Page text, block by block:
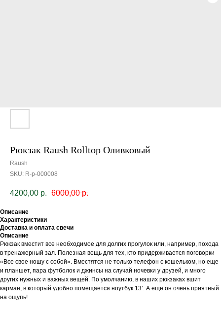
Рюкзак Raush Rolltop Оливковый
Raush
SKU: R-р-000008
4200,00 р. 6000,00 р.
Описание
Характеристики
Доставка и оплата свечи
Описание
Рюкзак вместит все необходимое для долгих прогулок или, например, похода
в тренажерный зал. Полезная вещь для тех, кто придерживается поговорки
«Все свое ношу с собой». Вместятся не только телефон с кошельком, но еще
и планшет, пара футболок и джинсы на случай ночевки у друзей, и много
других нужных и важных вещей. По умолчанию, в наших рюкзаках вшит
карман, в который удобно помещается ноутбук 13’. А ещё он очень приятный
на ощупь!